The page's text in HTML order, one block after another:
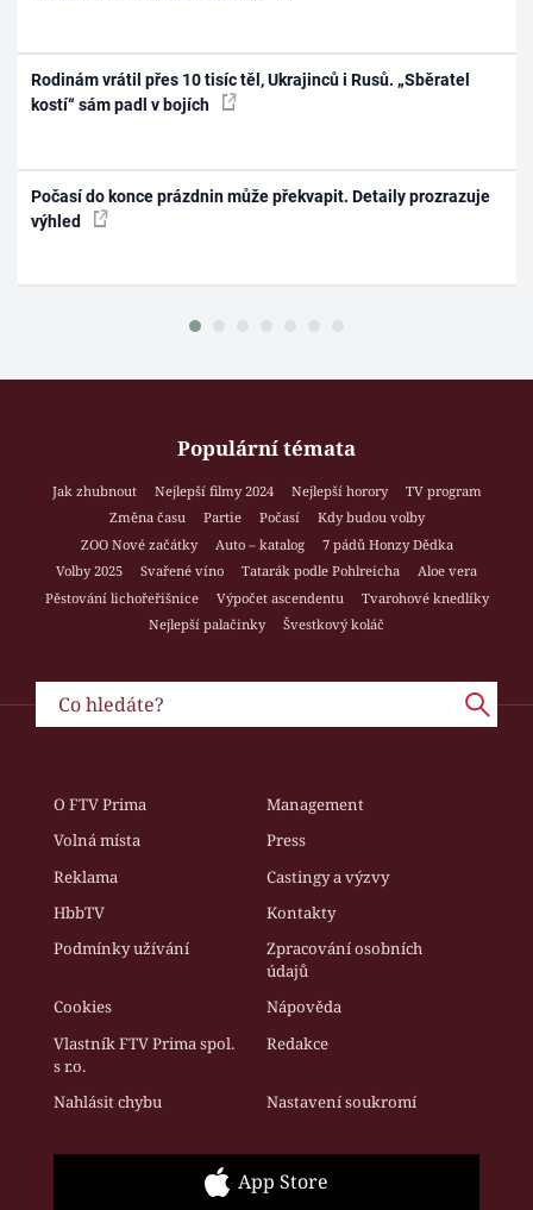
Rodinám vrátil přes 10 tisíc těl, Ukrajinců i Rusů. „Sběratel
kostí“ sám padl v bojích
Počasí do konce prázdnin může překvapit. Detaily prozrazuje
výhled
Populární témata
Jak zhubnout Nejlepší filmy 2024 Nejlepší horory
TV program
Změna času
Partie Počasí
Kdy budou volby
ZOO Nové začátky
Auto – katalog
7 pádů Honzy Dědka
Volby 2025
Svařené víno Tatarák podle Pohlreicha
Aloe vera
Pěstování lichořeřišnice
Výpočet ascendentu
Tvarohové knedlíky
Nejlepší palačinky
Švestkový koláč
O FTV Prima
Management
Volná místa
Press
Reklama
Castingy a výzvy
HbbTV
Kontakty
Podmínky užívání
Zpracování osobních
údajů
Cookies
Nápověda
Vlastník FTV Prima spol.
s r.o.
Redakce
Nahlásit chybu Nastavení soukromí
App Store